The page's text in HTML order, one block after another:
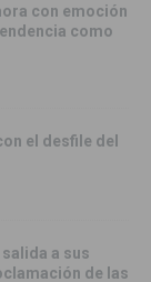
con emoción
como
el desfile del
a sus
de las